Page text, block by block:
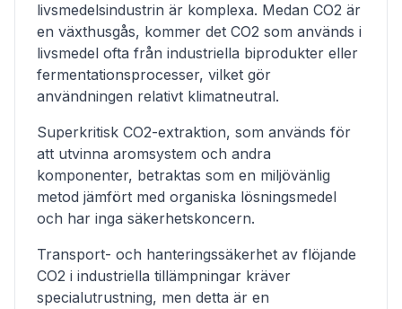
livsmedelsindustrin är komplexa. Medan CO2 är
en växthusgås, kommer det CO2 som används i
livsmedel ofta från industriella biprodukter eller
fermentationsprocesser, vilket gör
användningen relativt klimatneutral.
Superkritisk CO2-extraktion, som används för
att utvinna aromsystem och andra
komponenter, betraktas som en miljövänlig
metod jämfört med organiska lösningsmedel
och har inga säkerhetskoncern.
Transport- och hanteringssäkerhet av flöjande
CO2 i industriella tillämpningar kräver
specialutrustning, men detta är en